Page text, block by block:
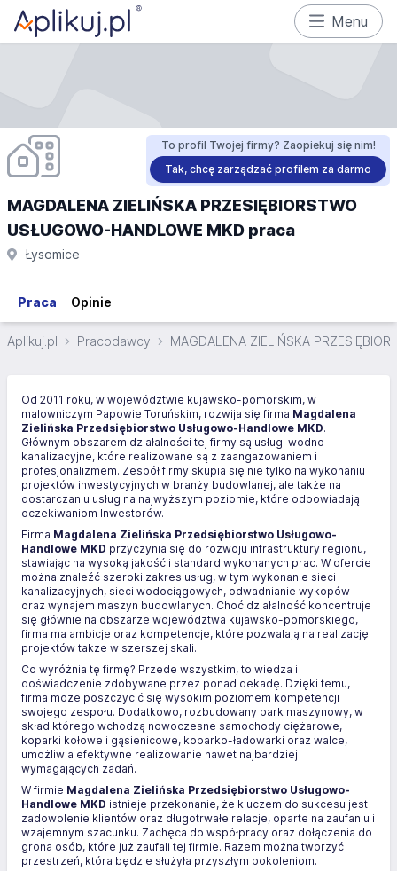
Menu
To profil Twojej firmy? Zaopiekuj się nim!
Tak, chcę zarządzać profilem za darmo
MAGDALENA ZIELIŃSKA PRZESIĘBIORSTWO
USŁUGOWO-HANDLOWE MKD praca
Łysomice
Praca Opinie
Aplikuj.pl Pracodawcy MAGDALENA ZIELIŃSKA
Od 2011 roku, w województwie kujawsko-pomorskim, w
malowniczym Papowie Toruńskim, rozwija się firma Magdalena
Zielińska Przedsiębiorstwo Usługowo-Handlowe MKD.
Głównym obszarem działalności tej firmy są usługi wodno-
kanalizacyjne, które realizowane są z zaangażowaniem i
profesjonalizmem. Zespół firmy skupia się nie tylko na wykonaniu
projektów inwestycyjnych w branży budowlanej, ale także na
dostarczaniu usług na najwyższym poziomie, które odpowiadają
oczekiwaniom Inwestorów.
Firma Magdalena Zielińska Przedsiębiorstwo Usługowo-
Handlowe MKD przyczynia się do rozwoju infrastruktury regionu,
stawiając na wysoką jakość i standard wykonanych prac. W ofercie
można znaleźć szeroki zakres usług, w tym wykonanie sieci
kanalizacyjnych, sieci wodociągowych, odwadnianie wykopów
oraz wynajem maszyn budowlanych. Choć działalność koncentruje
się głównie na obszarze województwa kujawsko-pomorskiego,
firma ma ambicje oraz kompetencje, które pozwalają na realizację
projektów także w szerszej skali.
Co wyróżnia tę firmę? Przede wszystkim, to wiedza i
doświadczenie zdobywane przez ponad dekadę. Dzięki temu,
firma może poszczycić się wysokim poziomem kompetencji
swojego zespołu. Dodatkowo, rozbudowany park maszynowy, w
skład którego wchodzą nowoczesne samochody ciężarowe,
koparki kołowe i gąsienicowe, koparko-ładowarki oraz walce,
umożliwia efektywne realizowanie nawet najbardziej
wymagających zadań.
W firmie Magdalena Zielińska Przedsiębiorstwo Usługowo-
Handlowe MKD istnieje przekonanie, że kluczem do sukcesu jest
zadowolenie klientów oraz długotrwałe relacje, oparte na zaufaniu i
wzajemnym szacunku. Zachęca do współpracy oraz dołączenia do
grona osób, które już zaufali tej firmie. Razem można tworzyć
przestrzeń, która będzie służyła przyszłym pokoleniom.